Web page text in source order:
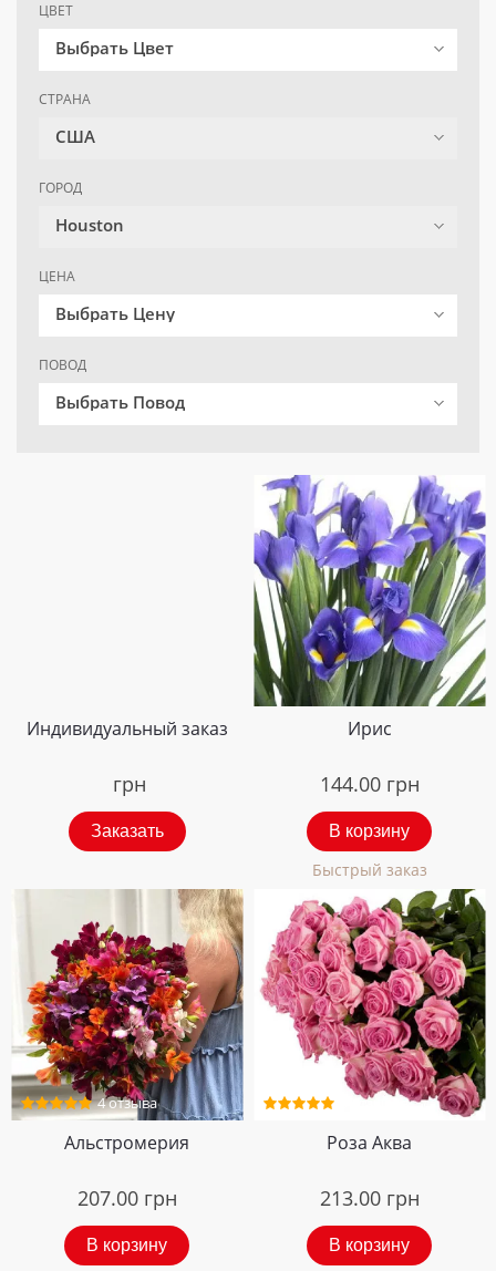
ЦВЕТ
Выбрать Цвет
СТРАНА
США
ГОРОД
Houston
ЦЕНА
Выбрать Цену
ПОВОД
Выбрать Повод
Индивидуальный заказ
грн
Заказать
Ирис
144.00 грн
В корзину
Быстрый заказ
4 отзыва
Альстромерия
207.00 грн
В корзину
5 отзывов
Роза Аква
213.00 грн
В корзину